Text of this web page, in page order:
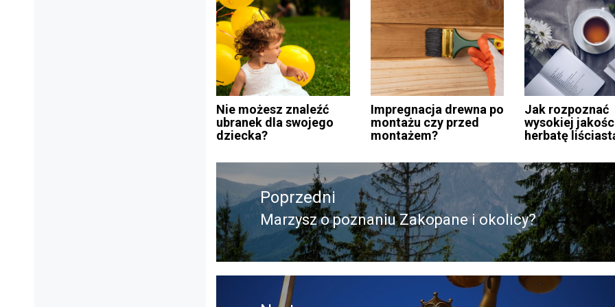
Nie możesz znaleźć
ubranek dla swojego
dziecka?
Impregnacja drewna po
montażu czy przed
montażem?
Jak rozpoznać
wysokiej
herbatę
Nawigacja
wpisuPoprzedni
Poprzedni
wpis:
Marzysz o poznaniu Zakopane i okolicy?